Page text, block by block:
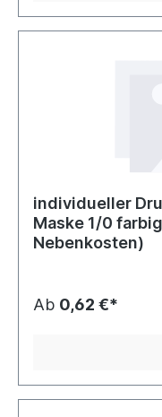
individueller
Maske 1/0
Nebenkosten)
Ab 0,62 €*